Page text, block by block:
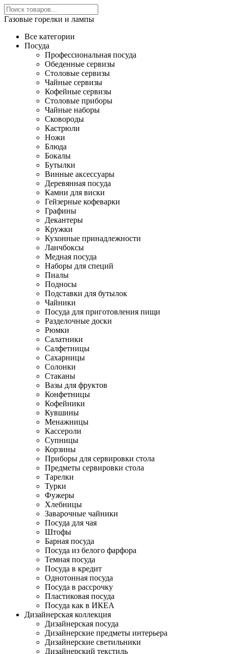
Газовые горелки и лампы
Все категории
Посуда
Профессиональная посуда
Обеденные сервизы
Столовые сервизы
Чайные сервизы
Кофейные сервизы
Столовые приборы
Чайные наборы
Сковороды
Кастрюли
Ножи
Блюда
Бокалы
Бутылки
Винные аксессуары
Деревянная посуда
Камни для виски
Гейзерные кофеварки
Графины
Декантеры
Кружки
Кухонные принадлежности
Ланчбоксы
Медная посуда
Наборы для специй
Пиалы
Подносы
Подставки для бутылок
Чайники
Посуда для приготовления пищи
Разделочные доски
Рюмки
Салатники
Салфетницы
Сахарницы
Солонки
Стаканы
Вазы для фруктов
Конфетницы
Кофейники
Кувшины
Менажницы
Кассероли
Супницы
Корзины
Приборы для сервировки стола
Предметы сервировки стола
Тарелки
Турки
Фужеры
Хлебницы
Заварочные чайники
Посуда для чая
Штофы
Барная посуда
Посуда из белого фарфора
Темная посуда
Посуда в кредит
Однотонная посуда
Посуда в рассрочку
Пластиковая посуда
Посуда как в ИКЕА
Дизайнерская коллекция
Дизайнерская посуда
Дизайнерские предметы интерьера
Дизайнерские светильники
Дизайнерский текстиль